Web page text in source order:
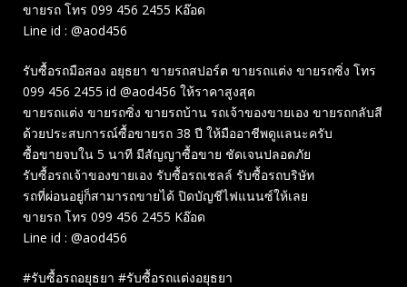
ขายรถ โทร 099 456 2455 Kอ๊อด
Line id : @aod456
รับซื้อรถมือสอง อยุธยา ขายรถสปอร์ต ขายรถแต่ง ขายรถซิ่ง โทร
099 456 2455 id @aod456 ให้ราคาสูงสุด
ขายรถแต่ง ขายรถซิ่ง ขายรถบ้าน รถเจ้าของขายเอง ขายรถกลับสี
ด้วยประสบการณ์ซื้อขายรถ 38 ปี ให้มืออาชีพดูแลนะครับ
ซื้อขายจบใน 5 นาที มีสัญญาซื้อขาย ชัดเจนปลอดภัย
รับซื้อรถเจ้าของขายเอง รับซื้อรถเชลล์ รับซื้อรถบริษัท
รถที่ผ่อนอยู่ก็สามารถขายได้ ปิดบัญชีไฟแนนซ์ให้เลย
ขายรถ โทร 099 456 2455 Kอ๊อด
Line id : @aod456
#รับซื้อรถอยุธยา #รับซื้อรถแต่งอยุธยา